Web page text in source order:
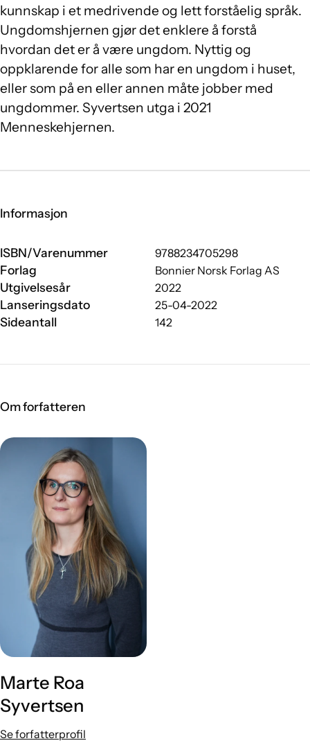
kunnskap i et medrivende og lett forståelig språk.
Ungdomshjernen gjør det enklere å forstå
hvordan det er å være ungdom. Nyttig og
oppklarende for alle som har en ungdom i huset,
eller som på en eller annen måte jobber med
ungdommer. Syvertsen utga i 2021
Menneskehjernen.
Informasjon
ISBN/Varenummer 9788234705298
Forlag Bonnier Norsk Forlag AS
Utgivelsesår 2022
Lanseringsdato 25-04-2022
Sideantall 142
Om forfatteren
Marte Roa
Syvertsen
Se forfatterprofil